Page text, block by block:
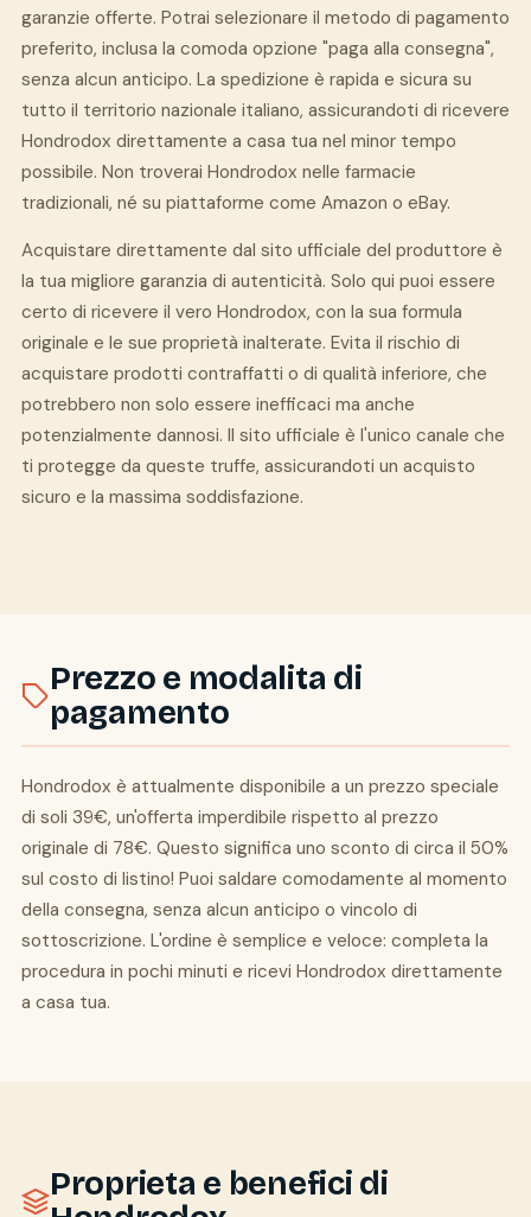
garanzie offerte. Potrai selezionare il metodo di pagamento
preferito, inclusa la comoda opzione "paga alla consegna",
senza alcun anticipo. La spedizione è rapida e sicura su
tutto il territorio nazionale italiano, assicurandoti di ricevere
Hondrodox direttamente a casa tua nel minor tempo
possibile. Non troverai Hondrodox nelle farmacie
tradizionali, né su piattaforme come Amazon o eBay.
Acquistare direttamente dal sito ufficiale del produttore è
la tua migliore garanzia di autenticità. Solo qui puoi essere
certo di ricevere il vero Hondrodox, con la sua formula
originale e le sue proprietà inalterate. Evita il rischio di
acquistare prodotti contraffatti o di qualità inferiore, che
potrebbero non solo essere inefficaci ma anche
potenzialmente dannosi. Il sito ufficiale è l'unico canale che
ti protegge da queste truffe, assicurandoti un acquisto
sicuro e la massima soddisfazione.
Prezzo e modalita di
pagamento
Hondrodox è attualmente disponibile a un prezzo speciale
di soli 39€, un'offerta imperdibile rispetto al prezzo
originale di 78€. Questo significa uno sconto di circa il 50%
sul costo di listino! Puoi saldare comodamente al momento
della consegna, senza alcun anticipo o vincolo di
sottoscrizione. L'ordine è semplice e veloce: completa la
procedura in pochi minuti e ricevi Hondrodox direttamente
a casa tua.
Proprieta e benefici di